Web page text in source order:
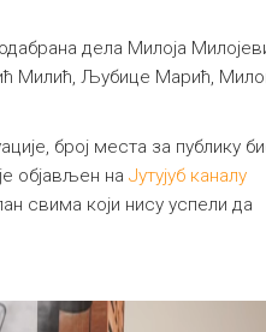
дела Милоја
Милић, Љубице Марић,
број места за публику
објављен наЈутујуб каналу
свима који нису успели да